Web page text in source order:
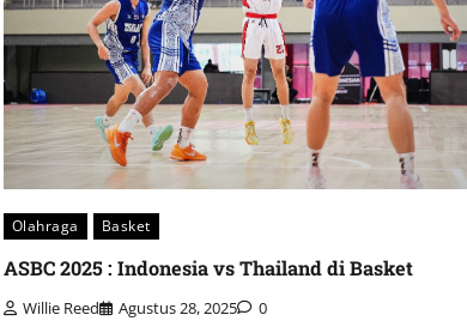
Olahraga Basket
ASBC 2025 : Indonesia vs Thailand di Basket
Willie Reed Agustus 28, 2025 0